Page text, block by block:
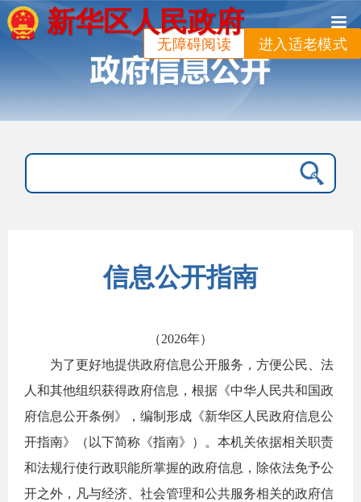
进入适老模式
无障碍阅读
新华区人民政府
信息公开指南
（2026年）
为了更好地提供政府信息公开服务，方便公民、法
人和其他组织获得政府信息，根据《中华人民共和国政
府信息公开条例》，编制形成《新华区 人民政府信息公
开指南》（以下简称《指南》）。本机关依据相关职责
和法规行使行政职能所掌握的政府信息，除依法免予公
开之外，凡与经济、社会管理和公共服务相关的政府信